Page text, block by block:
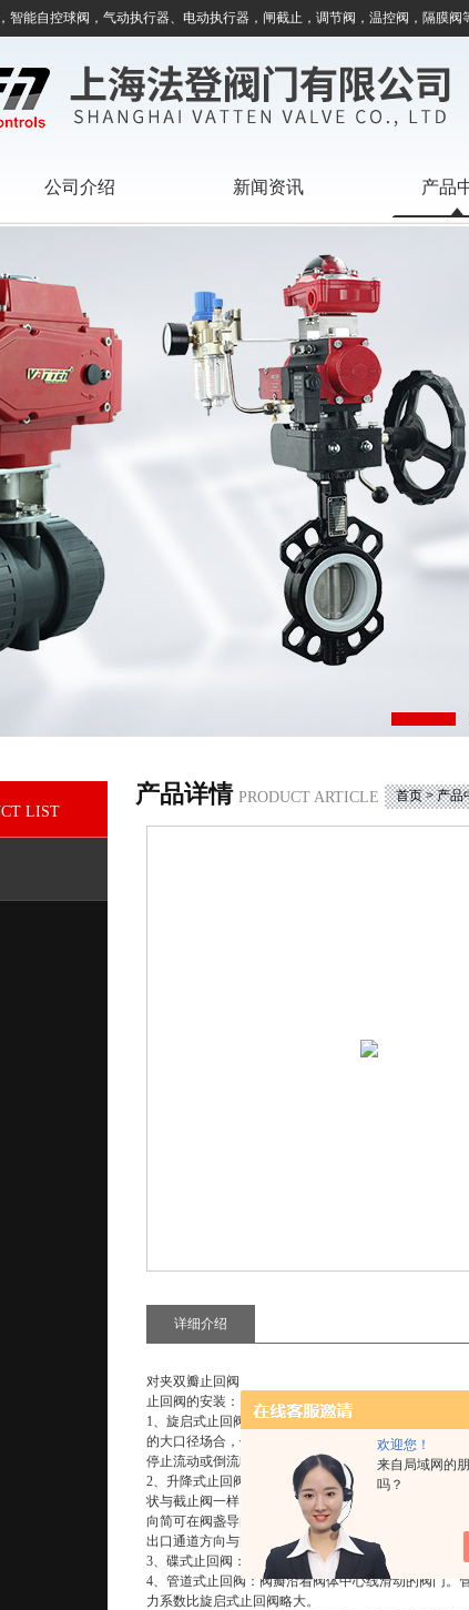
欢迎您！
来自局域网的
吗？
智能自控球阀，气动执行器、电动执行器，闸截止，调节阀，温控阀，隔膜阀
公司介绍 新闻资讯 产品
LIST
产品详情 PRODUCT ARTICLE 首页>产品
详细介绍
对夹双瓣止回阀
止回阀的安装：
1、旋启式止回阀：旋启式止回阀的阀瓣呈圆盘状，
的大口径场合，但不宜用于脉动流，其密封性能不及
停止流动或倒流时，减弱水力冲击。
2、升降式止回阀：阀瓣沿着阀体垂直中心线滑动的
状与截止阀一样（可与截止阀通用），因此它的流体
向简可在阀盏导向简内自由升降，当介质顺流时，阀
出口通道方向与阀座通道方向垂直；立式升降式止回
3、碟式止回阀：阀瓣围绕阀座内的销轴旋转的止回阀
4、管道式止回阀：阀瓣沿着阀体中心线滑动的阀门。
力系数比旋启式止回阀略大。